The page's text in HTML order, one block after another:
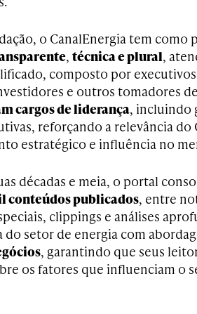
o CanalEnergia tem
, técnica e plural,
composto por
e outros tomadores
cargos de liderança, incluindo
reforçando a relevância
estratégico e influência no
décadas e meia, o portal
conteúdos publicados, entre
clippings e análises
do setor de energia com
, garantindo que seus
os fatores que influenciam o